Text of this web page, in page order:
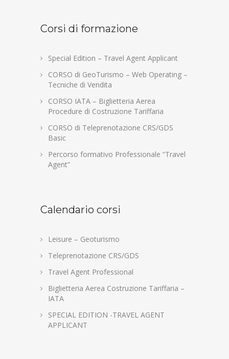
Corsi di formazione
Special Edition – Travel Agent Applicant
CORSO di GeoTurismo – Web Operating –
Tecniche di Vendita
CORSO IATA – Biglietteria Aerea
Procedure di Costruzione Tariffaria
CORSO di Teleprenotazione CRS/GDS
Basic
Percorso formativo Professionale “Travel
Agent”
Calendario corsi
Leisure – Geoturismo
Teleprenotazione CRS/GDS
Travel Agent Professional
Biglietteria Aerea Costruzione Tariffaria –
IATA
SPECIAL EDITION -TRAVEL AGENT
APPLICANT